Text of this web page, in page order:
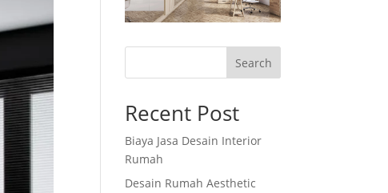
Search
Recent Post
Biaya Jasa Desain Interior
Rumah
Desain Rumah Aesthetic